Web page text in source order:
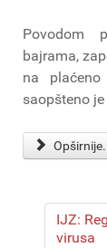
Povodom
bajrama,
na
saopšteno
IJZ:
virusa